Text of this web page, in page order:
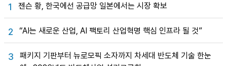
1 젠슨 황, 한국에선 공급망 일본에서는 시장 확보
2 “AI는 새로운 산업, AI 팩토리 산업혁명 핵심 인프라 될 것”
3
패키지 기판부터 뉴로모픽 소자까지 차세대 반도체 기술 한눈